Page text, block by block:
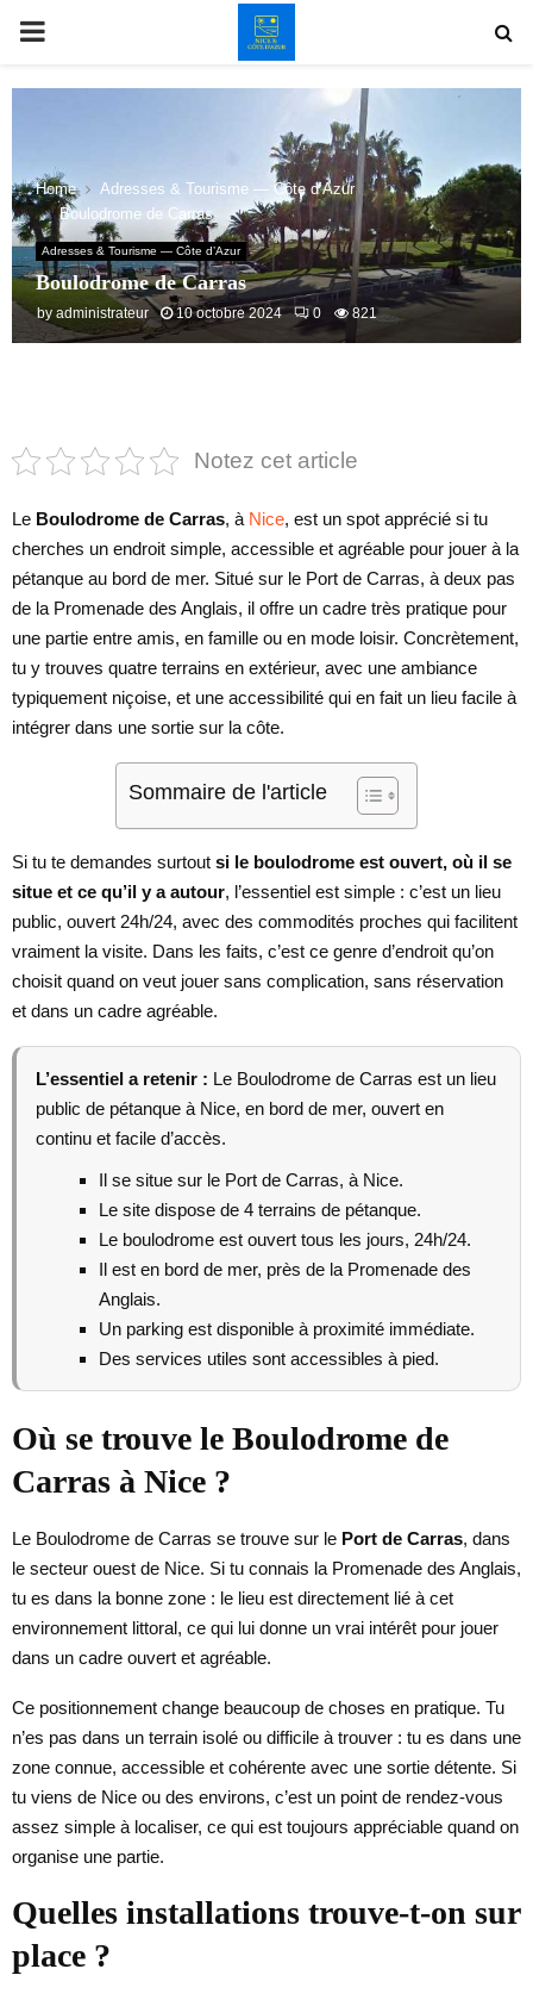
PRIMARY
MENU
Home
Adresses & Tourisme — Côte d’Azur
Boulodrome de Carras
Adresses & Tourisme — Côte d’Azur
Boulodrome de Carras
by administrateur 10 octobre 2024 0 821
Notez cet article
Le Boulodrome de Carras, à Nice, est un spot apprécié si tu
cherches un endroit simple, accessible et agréable pour jouer à la
pétanque au bord de mer. Situé sur le Port de Carras, à deux pas
de la Promenade des Anglais, il offre un cadre très pratique pour
une partie entre amis, en famille ou en mode loisir. Concrètement,
tu y trouves quatre terrains en extérieur, avec une ambiance
typiquement niçoise, et une accessibilité qui en fait un lieu facile à
intégrer dans une sortie sur la côte.
Sommaire de l'article
Si tu te demandes surtout si le boulodrome est ouvert, où il se
situe et ce qu’il y a autour, l’essentiel est simple : c’est un lieu
public, ouvert 24h/24, avec des commodités proches qui facilitent
vraiment la visite. Dans les faits, c’est ce genre d’endroit qu’on
choisit quand on veut jouer sans complication, sans réservation
et dans un cadre agréable.
L’essentiel a retenir : Le Boulodrome de Carras est un lieu
public de pétanque à Nice, en bord de mer, ouvert en
continu et facile d’accès.
Il se situe sur le Port de Carras, à Nice.
Le site dispose de 4 terrains de pétanque.
Le boulodrome est ouvert tous les jours, 24h/24.
Il est en bord de mer, près de la Promenade des
Anglais.
Un parking est disponible à proximité immédiate.
Des services utiles sont accessibles à pied.
Où se trouve le Boulodrome de
Carras à Nice ?
Le Boulodrome de Carras se trouve sur le Port de Carras, dans
le secteur ouest de Nice. Si tu connais la Promenade des Anglais,
tu es dans la bonne zone : le lieu est directement lié à cet
environnement littoral, ce qui lui donne un vrai intérêt pour jouer
dans un cadre ouvert et agréable.
Ce positionnement change beaucoup de choses en pratique. Tu
n’es pas dans un terrain isolé ou difficile à trouver : tu es dans une
zone connue, accessible et cohérente avec une sortie détente. Si
tu viens de Nice ou des environs, c’est un point de rendez-vous
assez simple à localiser, ce qui est toujours appréciable quand on
organise une partie.
Quelles installations trouve-t-on sur
place ?